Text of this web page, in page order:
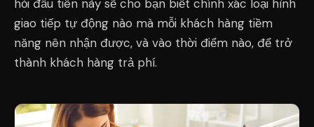
hỏi đầu tiên này sẽ cho bạn biết chính xác loại hình
giao tiếp tự động nào mà mỗi khách hàng tiềm
năng nên nhận được, và vào thời điểm nào, để trở
thành khách hàng trả phí.